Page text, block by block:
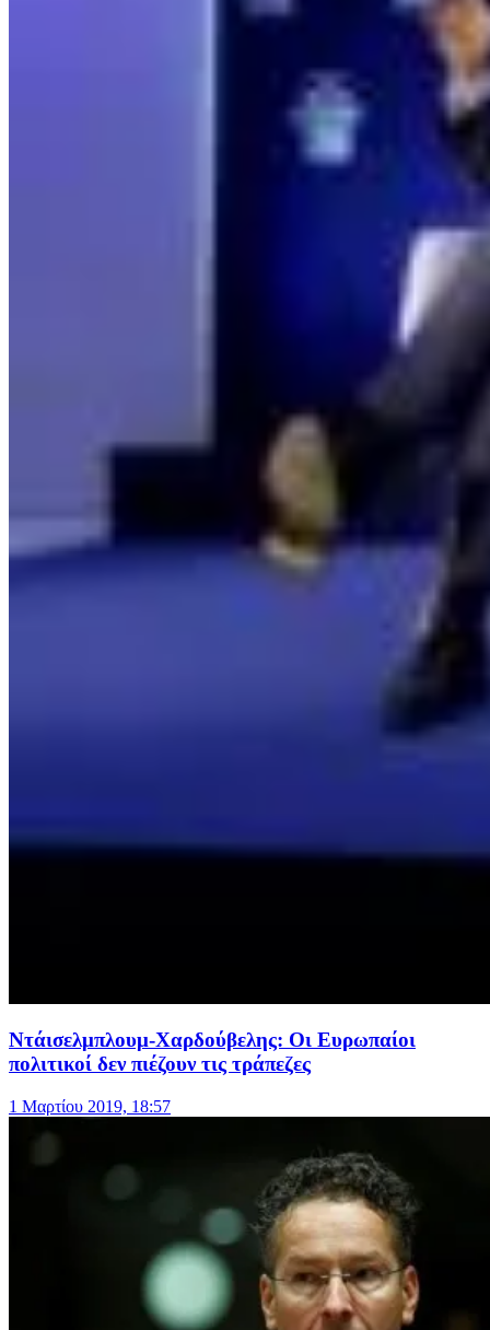
Ντάισελμπλουμ-Χαρδούβελης: Οι Ευρωπαίοι
πολιτικοί δεν πιέζουν τις τράπεζες
1 Μαρτίου 2019, 18:57